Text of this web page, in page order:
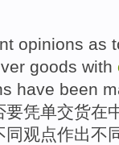
opinions as
goods with
have been
要凭单交货在
同观点作出不